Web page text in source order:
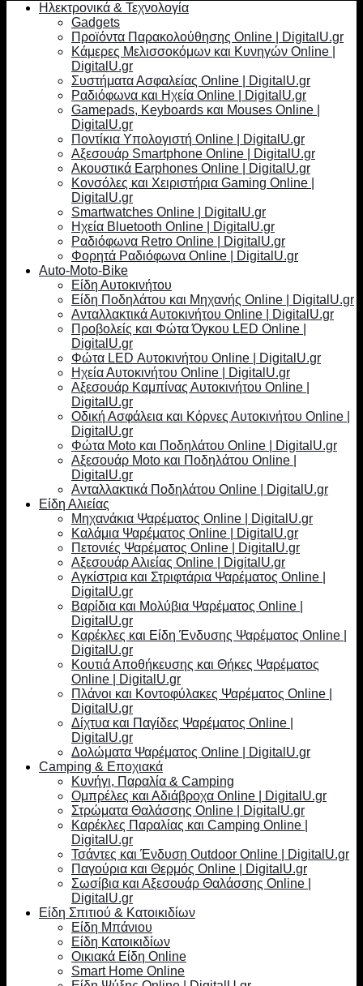
Ηλεκτρονικά & Τεχνολογία
Gadgets
Προϊόντα Παρακολούθησης Online | DigitalU.gr
Κάμερες Μελισσοκόμων και Κυνηγών Online |
DigitalU.gr
Συστήματα Ασφαλείας Online | DigitalU.gr
Ραδιόφωνα και Ηχεία Online | DigitalU.gr
Gamepads, Keyboards και Mouses Online |
DigitalU.gr
Ποντίκια Υπολογιστή Online | DigitalU.gr
Αξεσουάρ Smartphone Online | DigitalU.gr
Ακουστικά Earphones Online | DigitalU.gr
Κονσόλες και Χειριστήρια Gaming Online |
DigitalU.gr
Smartwatches Online | DigitalU.gr
Ηχεία Bluetooth Online | DigitalU.gr
Ραδιόφωνα Retro Online | DigitalU.gr
Φορητά Ραδιόφωνα Online | DigitalU.gr
Auto-Moto-Bike
Είδη Αυτοκινήτου
Είδη Ποδηλάτου και Μηχανής Online | DigitalU.gr
Ανταλλακτικά Αυτοκινήτου Online | DigitalU.gr
Προβολείς και Φώτα Όγκου LED Online |
DigitalU.gr
Φώτα LED Αυτοκινήτου Online | DigitalU.gr
Ηχεία Αυτοκινήτου Online | DigitalU.gr
Αξεσουάρ Καμπίνας Αυτοκινήτου Online |
DigitalU.gr
Οδική Ασφάλεια και Κόρνες Αυτοκινήτου Online |
DigitalU.gr
Φώτα Moto και Ποδηλάτου Online | DigitalU.gr
Αξεσουάρ Moto και Ποδηλάτου Online |
DigitalU.gr
Ανταλλακτικά Ποδηλάτου Online | DigitalU.gr
Είδη Αλιείας
Μηχανάκια Ψαρέματος Online | DigitalU.gr
Καλάμια Ψαρέματος Online | DigitalU.gr
Πετονιές Ψαρέματος Online | DigitalU.gr
Αξεσουάρ Αλιείας Online | DigitalU.gr
Αγκίστρια και Στριφτάρια Ψαρέματος Online |
DigitalU.gr
Βαρίδια και Μολύβια Ψαρέματος Online |
DigitalU.gr
Καρέκλες και Είδη Ένδυσης Ψαρέματος Online |
DigitalU.gr
Κουτιά Αποθήκευσης και Θήκες Ψαρέματος
Online | DigitalU.gr
Πλάνοι και Κοντοφύλακες Ψαρέματος Online |
DigitalU.gr
Δίχτυα και Παγίδες Ψαρέματος Online |
DigitalU.gr
Δολώματα Ψαρέματος Online | DigitalU.gr
Camping & Εποχιακά
Κυνήγι, Παραλία & Camping
Ομπρέλες και Αδιάβροχα Online | DigitalU.gr
Στρώματα Θαλάσσης Online | DigitalU.gr
Καρέκλες Παραλίας και Camping Online |
DigitalU.gr
Τσάντες και Ένδυση Outdoor Online | DigitalU.gr
Παγούρια και Θερμός Online | DigitalU.gr
Σωσίβια και Αξεσουάρ Θαλάσσης Online |
DigitalU.gr
Είδη Σπιτιού & Κατοικιδίων
Είδη Μπάνιου
Είδη Κατοικιδίων
Οικιακά Είδη Online
Smart Home Online